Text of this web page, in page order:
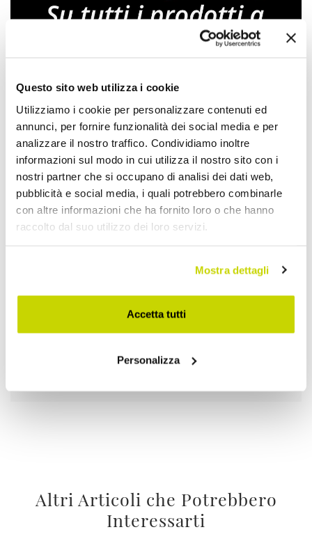
Questo sito web utilizza i cookie
Utilizziamo i cookie per personalizzare contenuti ed
annunci, per fornire funzionalità dei social media e per
analizzare il nostro traffico. Condividiamo inoltre
informazioni sul modo in cui utilizza il nostro sito con i
nostri partner che si occupano di analisi dei dati web,
pubblicità e social media, i quali potrebbero combinarle
con altre informazioni che ha fornito loro o che hanno
raccolto dal suo utilizzo dei loro servizi.
Mostra dettagli
Accetta tutti
Personalizza
Approfittane subito!
La tua merce viaggia
assicurata in tutto il Mondo.
Altri Articoli che Potrebbero
Interessarti